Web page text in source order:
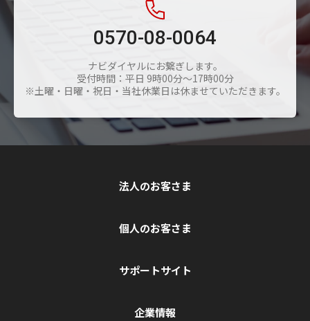
0570-08-0064
ナビダイヤルにお繋ぎします。
受付時間：平日 9時00分～17時00分
※土曜・日曜・祝日・当社休業日は休ませていただきます。
法人のお客さま
個人のお客さま
サポートサイト
企業情報